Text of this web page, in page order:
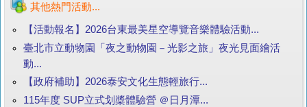
其他熱門活動...
【活動報名】2026台東最美星空導覽音樂體驗活動...
臺北市立動物園「夜之動物園－光影之旅」夜光見面繪活
動...
【政府補助】2026泰安文化生態輕旅行...
115年度 SUP立式划槳體驗營 ＠日月潭...